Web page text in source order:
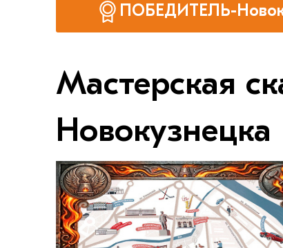
ПОБЕДИТЕЛЬ-
Мастерская
Новокузнецка